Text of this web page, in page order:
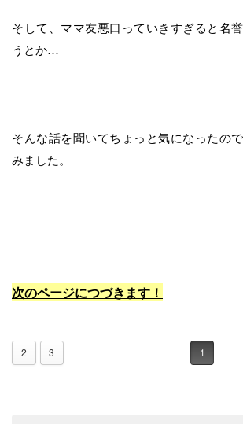
そして、ママ友悪口っていきすぎると名
うとか…
そんな話を聞いてちょっと気になったの
みました。
次のページにつづきます！
1
2 3